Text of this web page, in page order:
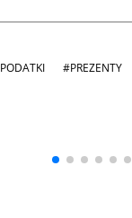
#PREZENTY